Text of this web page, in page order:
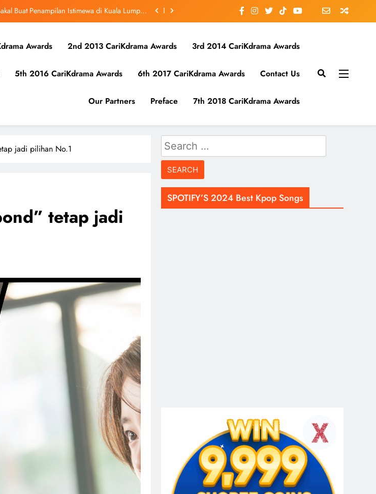
‘Tiket Sehala’ Satukan Empat Negara Asia
Buat Penampilan Istimewa di Kuala Lumpur
‘Tiket Sehala’ Satukan Empat Negara Asia
Awards 2nd 2013 CariKdrama Awards 3rd 2014 CariKdrama Awards
5th 2016 CariKdrama Awards 6th 2017 CariKdrama Awards Contact Us
Our Partners Preface 7th 2018 CariKdrama Awards
jadi pilihan No.1
tetap jadi
Search
for:
SPOTIFY’S 2024 Best Kpop Songs